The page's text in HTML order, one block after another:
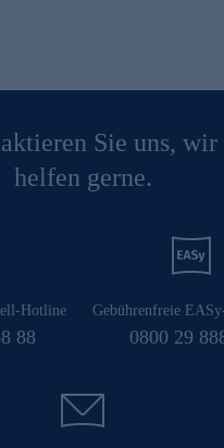
Sie uns, wir
helfen gerne.
Hotline
88
Gebührenfreie
0800 29